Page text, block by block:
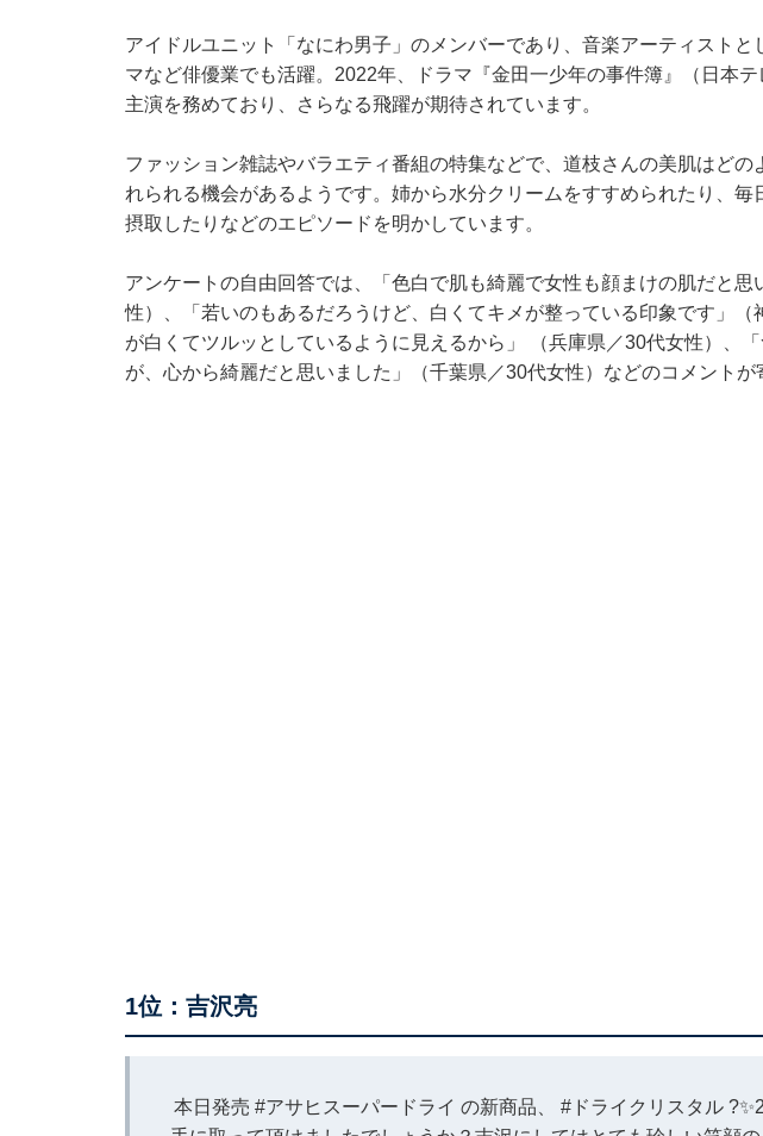
アイドルユニット「なにわ男子」のメンバーであり、音楽アーティストと
マなど俳優業でも活躍。2022年、ドラマ『金田一少年の事件簿』（日本
主演を務めており、さらなる飛躍が期待されています。
ファッション雑誌やバラエティ番組の特集などで、道枝さんの美肌はどの
れられる機会があるようです。姉から水分クリームをすすめられたり、毎
摂取したりなどのエピソードを明かしています。
アンケートの自由回答では、「色白で肌も綺麗で女性も顔まけの肌だと思
性）、「若いのもあるだろうけど、白くてキメが整っている印象です」（
が白くてツルッとしているように見えるから」 （兵庫県／30代女性）、
が、心から綺麗だと思いました」（千葉県／30代女性）などのコメントが
1位：吉沢亮
本日発売 #アサヒスーパードライ の新商品、 #ドライクリスタル